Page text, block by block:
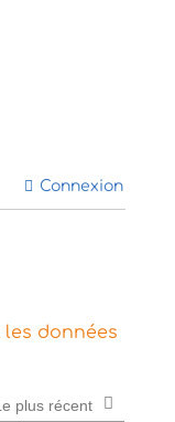
Connexion
données
plus récent